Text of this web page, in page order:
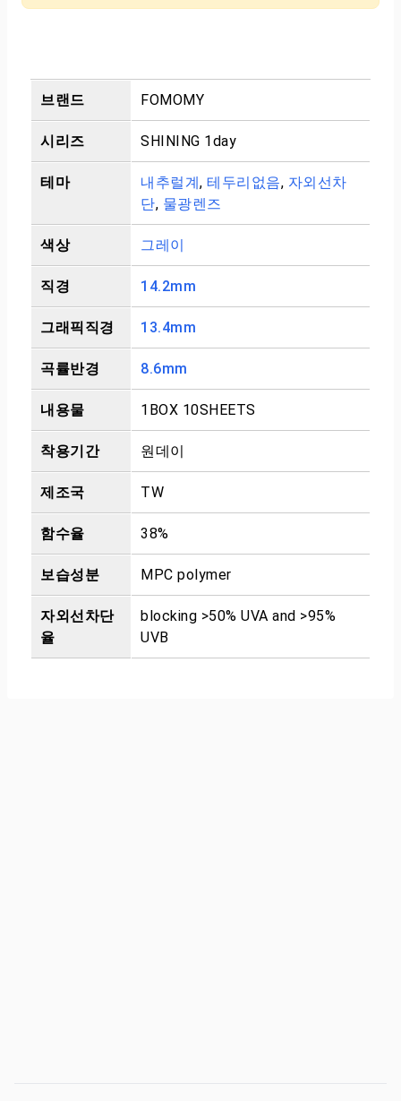
브랜드 FOMOMY
시리즈 SHINING 1day
테마 내추럴계, 테두리없음, 자외선차
단, 물광렌즈
색상 그레이
직경 14.2mm
그래픽직경 13.4mm
곡률반경 8.6mm
내용물 1BOX 10SHEETS
착용기간 원데이
제조국 TW
함수율 38%
보습성분 MPC polymer
자외선차단
율
blocking >50% UVA and >95%
UVB